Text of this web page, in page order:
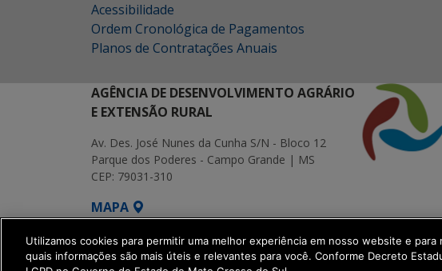
Acessibilidade
Ordem Cronológica de Pagamentos
Planos de Contratações Anuais
AGÊNCIA DE DESENVOLVIMENTO AGRÁRIO
E EXTENSÃO RURAL
Av. Des. José Nunes da Cunha S/N - Bloco 12
Parque dos Poderes - Campo Grande | MS
CEP: 79031-310
MAPA
SETDIG | Secretaria-Executiva de Transformação
Utilizamos cookies para permitir uma melhor experiência em nosso website e para
quais informações são mais úteis e relevantes para você. Conforme Decreto